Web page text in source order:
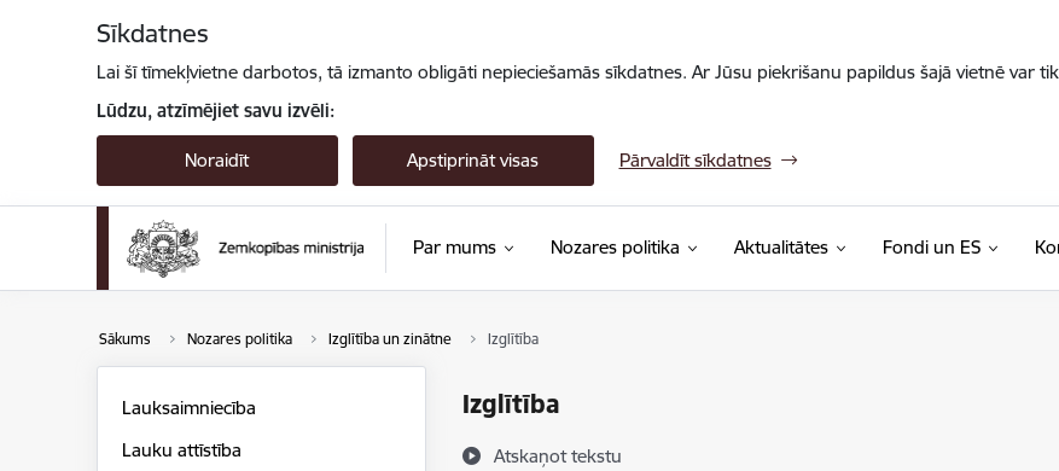
Sīkdatnes
Lai šī tīmekļvietne darbotos, tā izmanto obligāti nepieciešamās sīkdatnes. Ar Jūsu piekrišanu papildus šajā vietnē var
Lūdzu, atzīmējiet savu izvēli:
Noraidīt Apstiprināt visas Pārvaldīt sīkdatnes
Par mums Nozares politika Aktualitātes Fondi un ES
Sākums Nozares politika Izglītība un zinātne Izglītība
Izglītība
Atskaņot tekstu
Lauksaimniecība
Lauku attīstība